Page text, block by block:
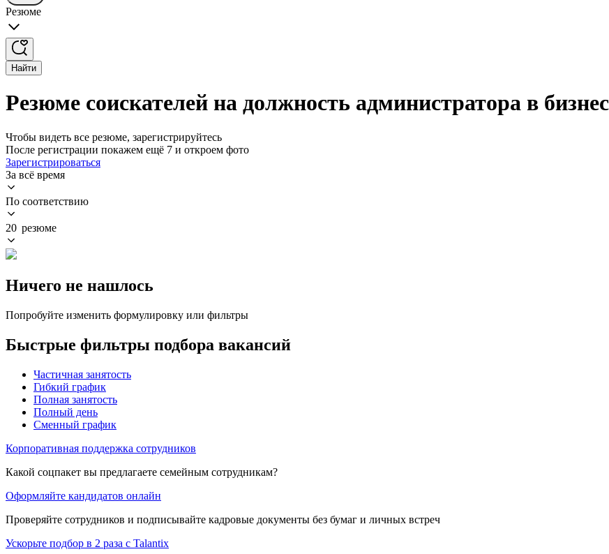
Резюме
Найти
Резюме соискателей на должность администратора в
Чтобы видеть все резюме, зарегистрируйтесь
После регистрации покажем ещё 7 и откроем фото
Зарегистрироваться
За всё время
По соответствию
20 резюме
Ничего не нашлось
Попробуйте изменить формулировку или фильтры
Быстрые фильтры подбора вакансий
Частичная занятость
Гибкий график
Полная занятость
Полный день
Сменный график
Корпоративная поддержка сотрудников
Какой соцпакет вы предлагаете семейным сотрудникам?
Оформляйте кандидатов онлайн
Проверяйте сотрудников и подписывайте кадровые документы без бумаг и личных встреч
Ускорьте подбор в 2 раза с Talantix